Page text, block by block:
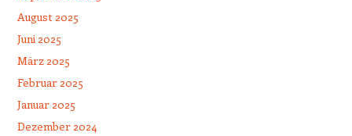
August 2025
Juni 2025
März 2025
Februar 2025
Januar 2025
Dezember 2024